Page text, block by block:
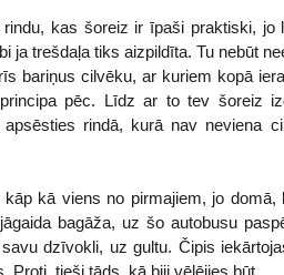
kas šoreiz ir īpaši praktiski, jo
ja trešdaļa tiks aizpildīta. Tu nebūt
bariņus cilvēku, ar kuriem kopā
pēc. Līdz ar to tev šoreiz
rindā, kurā nav neviena
kā viens no pirmajiem, jo domā,
bagāža, uz šo autobusu
dzīvokli, uz gultu. Čipis
tieši tāds, kā biji vēlējies būt.